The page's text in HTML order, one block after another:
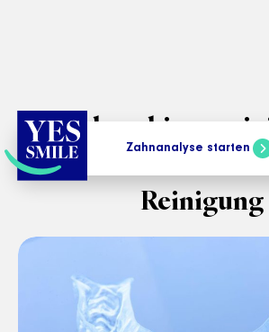
Zahnanalyse starten
Zahnschiene
effektive
Reinigung